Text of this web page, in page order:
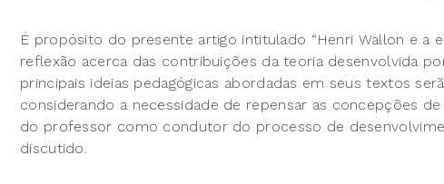
É propósito do presente artigo intitulado “Henri Wallon e a
reflexão acerca das contribuições da teoria desenvolvida
principais ideias pedagógicas abordadas em seus textos
considerando a necessidade de repensar as concepções
do professor como condutor do processo de
discutido.